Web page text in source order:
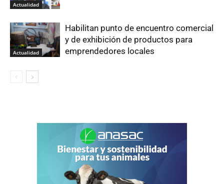
Actualidad
Actualidad
Habilitan punto de encuentro comercial
y de exhibición de productos para
emprendedores locales